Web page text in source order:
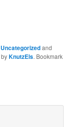
Uncategorizedand
byKnutzEls. Bookmark